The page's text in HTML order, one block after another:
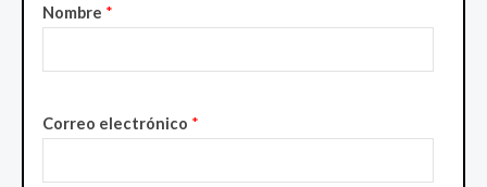
Nombre *
Correo electrónico *